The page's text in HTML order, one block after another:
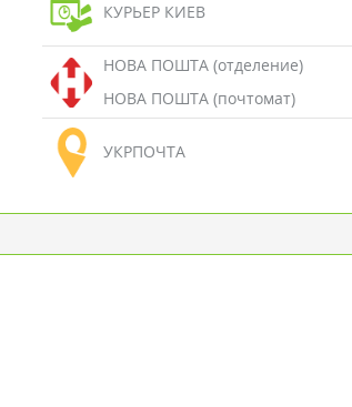
КУРЬЕР КИЕВ
НОВА ПОШТА (отделение)
НОВА ПОШТА (почтомат)
УКРПОЧТА